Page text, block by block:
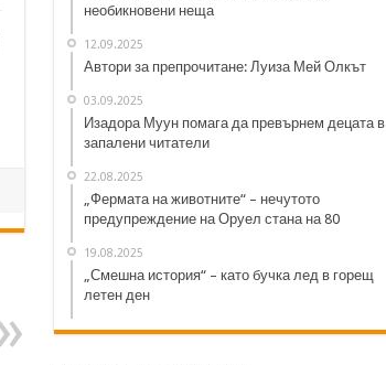
необикновени неща
12.09.2025
Автори за препрочитане: Луиза Мей Олкът
03.09.2025
Изадора Муун помага да превърнем децата в
запалени читатели
22.08.2025
„Фермата на животните“ – нечутото
предупреждение на Оруел стана на 80
19.08.2025
„Смешна история“ – като бучка лед в горещ
летен ден